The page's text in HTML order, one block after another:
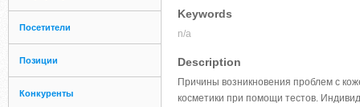
Посетители
Позиции
Конкуренты
Keywords
n/a
Description
Причины возникновения проблем с
косметики при помощи тестов.